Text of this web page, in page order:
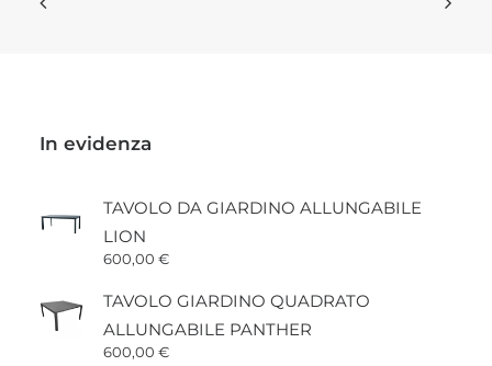
pagina
In evidenza
TAVOLO DA GIARDINO ALLUNGABILE
LION
600,00 €
TAVOLO GIARDINO QUADRATO
ALLUNGABILE PANTHER
600,00 €